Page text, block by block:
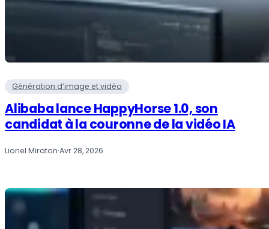
Génération d’image et vidéo
Alibaba lance HappyHorse 1.0, son
candidat à la couronne de la vidéo IA
Lionel Miraton·Avr 28, 2026